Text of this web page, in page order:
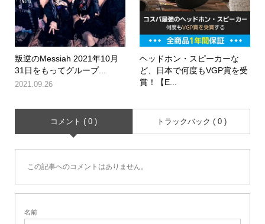
叛逆のMessiah 2021年10月
31日をもってグループ...
2021.09.26
ヘッドホン・スピーカーな
ど、日本で何度もVGP賞を受
賞！【E...
コメント ( 0 ) トラックバック ( 0 )
この記事へのコメントはありません。
名前